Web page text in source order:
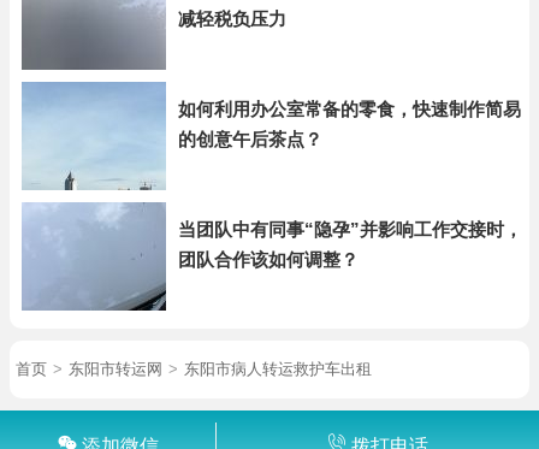
减轻税负压力
如何利用办公室常备的零食，快速制作简易
的创意午后茶点？
当团队中有同事“隐孕”并影响工作交接时，
团队合作该如何调整？
首页 > 东阳市转运网 > 东阳市病人转运救护车出租